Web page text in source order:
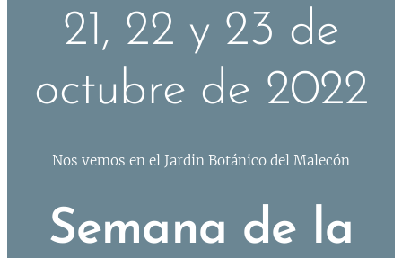
21, 22 y 23 de
octubre de 2022
Nos vemos en el Jardin Botánico del Malecón
Semana de la